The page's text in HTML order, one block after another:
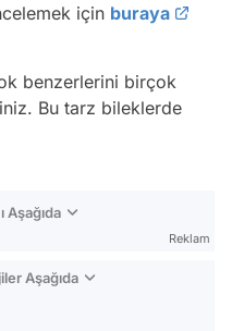
için buraya
benzerlerini birçok
Bu tarz bileklerde
Aşağıda
Reklam
Aşağıda